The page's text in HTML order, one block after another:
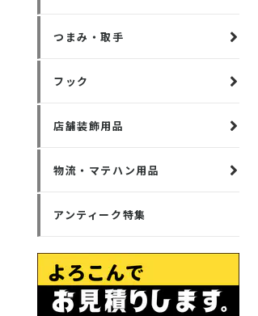
つまみ・取手
フック
店舗装飾用品
物流・マテハン用品
アンティーク特集